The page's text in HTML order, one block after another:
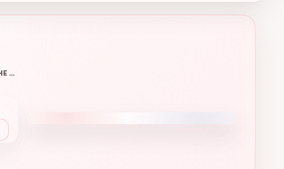
PURPLE DISCO MACHINE, SOPHIE AND THE GIANTS